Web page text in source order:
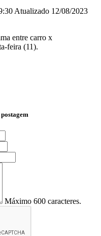
Atualizado 12/08/2023
Máximo 600 caracteres.